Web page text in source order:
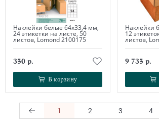
Наклейки белые 64х33,4 мм,
24 этикетки на листе, 50
листов, Lomond 2100175
350 р.
В корзину
В корзину
Наклейки
12
листов,
9 735 р.
1 2 3 4